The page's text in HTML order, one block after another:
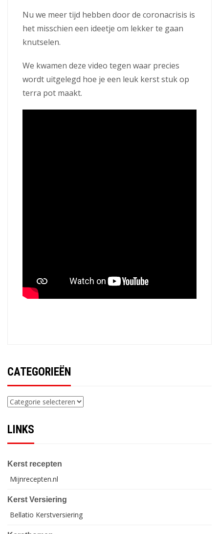
Nu we meer tijd hebben door de coronacrisis is
het misschien een ideetje om lekker te gaan
knutselen.
We kwamen deze video tegen waar precies
wordt uitgelegd hoe je een leuk kerst stuk op
terra pot maakt.
CATEGORIEËN
Categorieën
LINKS
Kerst recepten
Mijnrecepten.nl
Kerst Versiering
Bellatio Kerstversiering